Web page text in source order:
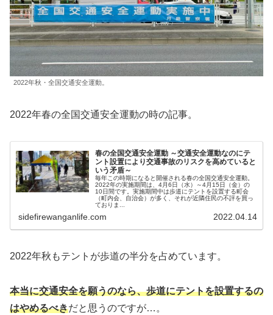
2022年秋・全国交通安全運動。
2022年春の全国交通安全運動の時の記事。
春の全国交通安全運動 ～交通安全運動なのにテ
ント設置により交通事故のリスクを高めていると
いう矛盾～
毎年この時期になると開催される春の全国交通安全運動。
2022年の実施期間は、4月6日（水）～4月15日（金）の
10日間です。実施期間中は歩道にテントを設置する町会
（町内会、自治会）が多く、それが近隣住民の不評を買っ
ておりま...
sidefirewanganlife.com 2022.04.14
2022年秋もテントが歩道の半分を占めています。
本当に交通安全を願うのなら、歩道にテントを設置するの
はやめるべきだと思うのですが…。